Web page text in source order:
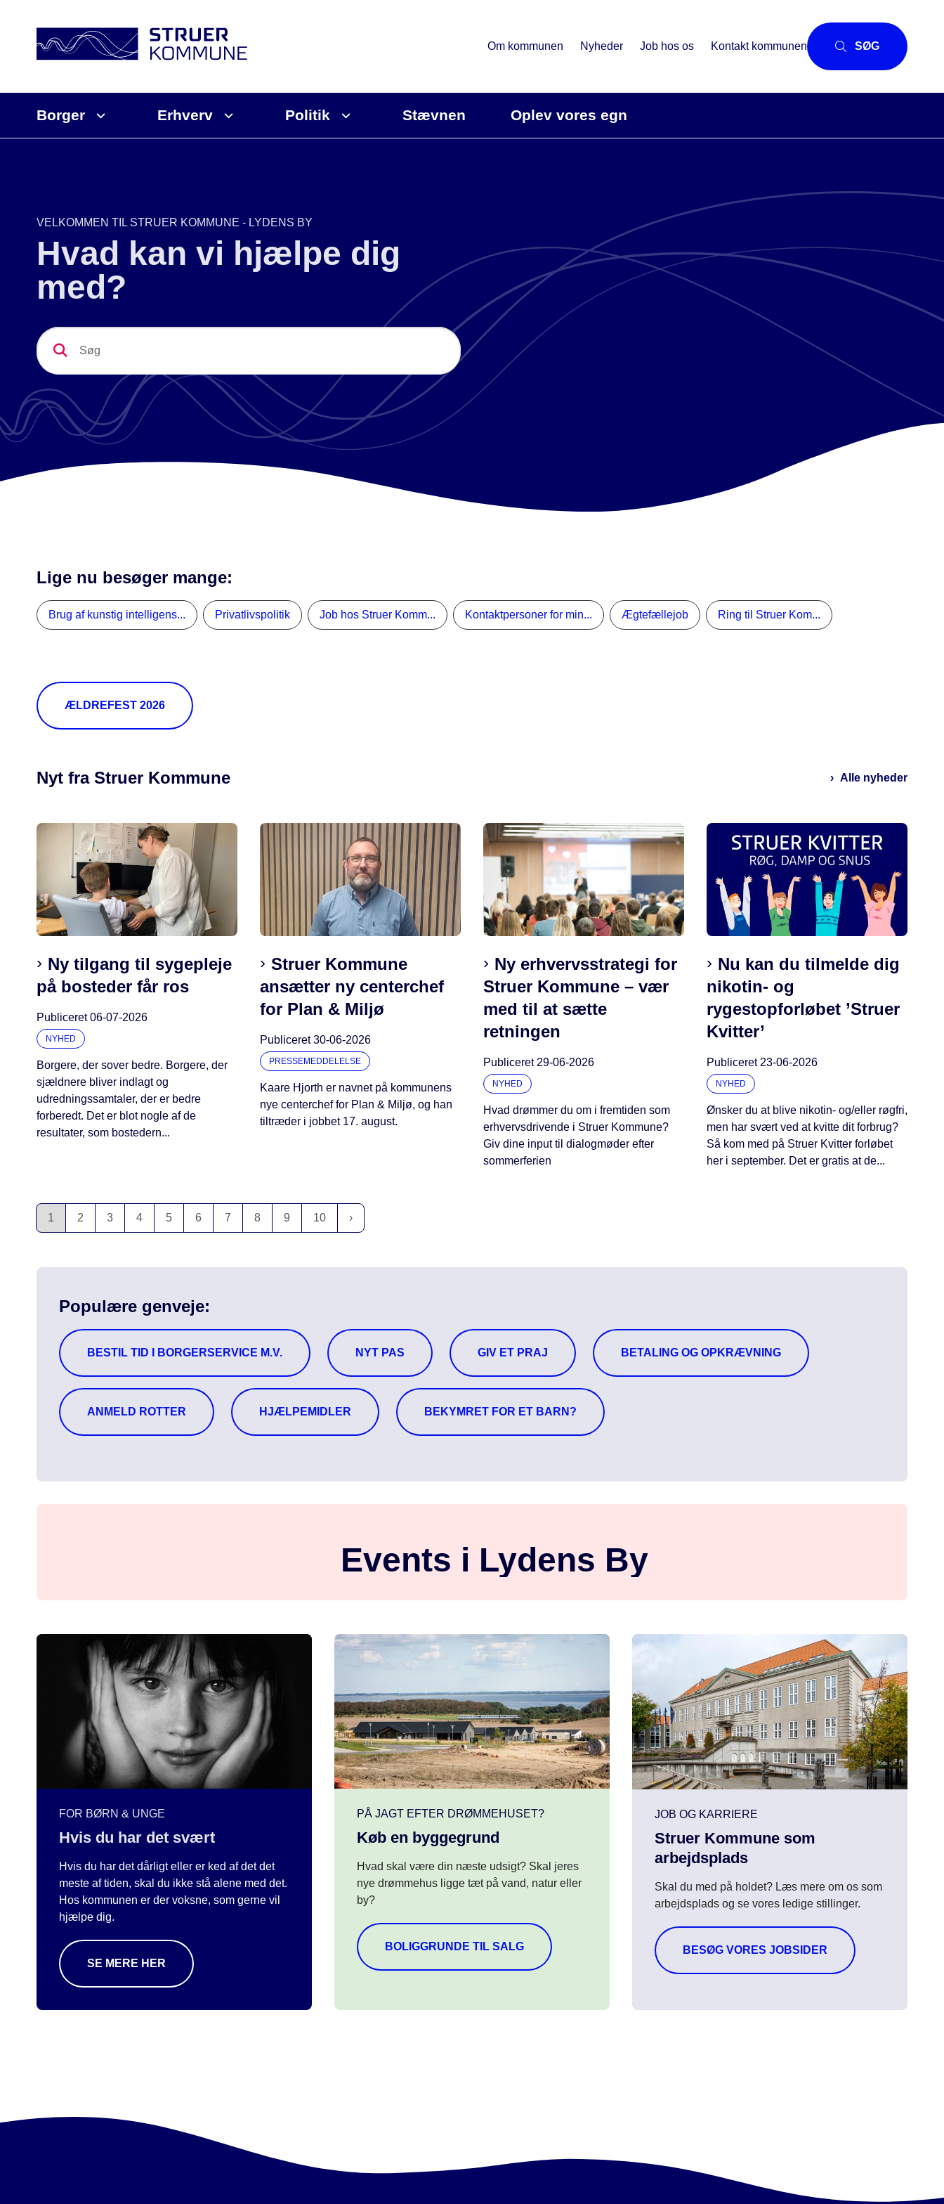
Om kommunen Nyheder Job hos os Kontakt kommunen SØG
Borger Erhverv Politik Stævnen Oplev vores egn
VELKOMMEN TIL STRUER KOMMUNE - LYDENS BY
Hvad kan vi hjælpe dig
med?
Søg
Lige nu besøger mange:
Brug af kunstig intelligens... Privatlivspolitik Job hos Struer Komm... Kontaktpersoner for min... Ægtefællejob Ring til Struer Kom...
ÆLDREFEST 2026
Nyt fra Struer Kommune Alle nyheder
Ny tilgang til sygepleje
på bosteder får ros
Publiceret06-07-2026
NYHED
Borgere, der sover bedre. Borgere, der
sjældnere bliver indlagt og
udredningssamtaler, der er bedre
forberedt. Det er blot nogle af de
resultater, som bostedern...
Struer Kommune
ansætter ny centerchef
for Plan & Miljø
Publiceret30-06-2026
PRESSEMEDDELELSE
Kaare Hjorth er navnet på kommunens
nye centerchef for Plan & Miljø, og han
tiltræder i jobbet 17. august.
Ny erhvervsstrategi for
Struer Kommune – vær
med til at sætte
retningen
Publiceret 29-06-2026
NYHED
Hvad drømmer du om i fremtiden som
erhvervsdrivende i Struer Kommune?
Giv dine input til dialogmøder efter
sommerferien
Nu kan du tilmelde dig
nikotin- og
rygestopforløbet ’Struer
Kvitter’
Publiceret 23-06-2026
NYHED
Ønsker du at blive nikotin- og/eller røgfri,
men har svært ved at kvitte dit forbrug?
Så kom med på Struer Kvitter forløbet
her i september. Det er gratis at de...
1 2 3 4 5 6 7 8 9 10
Populære genveje:
BESTIL TID I BORGERSERVICE M.V. NYT PAS GIV ET PRAJ BETALING OG OPKRÆVNING
ANMELD ROTTER HJÆLPEMIDLER BEKYMRET FOR ET BARN?
Events i Lydens By
FOR BØRN & UNGE
Hvis du har det svært
Hvis du har det dårligt eller er ked af det det
meste af tiden, skal du ikke stå alene med det.
Hos kommunen er der voksne, som gerne vil
hjælpe dig.
SE MERE HER
PÅ JAGT EFTER DRØMMEHUSET?
Køb en byggegrund
Hvad skal være din næste udsigt? Skal jeres
nye drømmehus ligge tæt på vand, natur eller
by?
BOLIGGRUNDE TIL SALG
JOB OG KARRIERE
Struer Kommune som
arbejdsplads
Skal du med på holdet? Læs mere om os som
arbejdsplads og se vores ledige stillinger.
BESØG VORES JOBSIDER